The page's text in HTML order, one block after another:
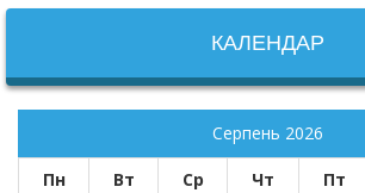
КАЛЕНДАР
Серпень 2026
Пн Вт Ср Чт Пт